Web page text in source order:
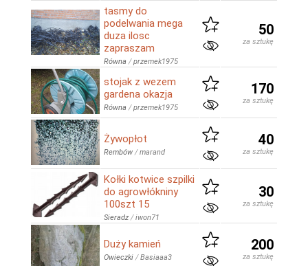
tasmy do
podelwania mega
duza ilosc
zapraszam
Równa /przemek1975
50
za sztukę
stojak z wezem
gardena okazja
Równa /przemek1975
170
za sztukę
Żywopłot
Rembów /marand
40
za sztukę
Kołki kotwice szpilki
do agrowłókniny
100szt 15
Sieradz /iwon71
30
za sztukę
Duży kamień
Owieczki /Basiaaa3
200
za sztukę